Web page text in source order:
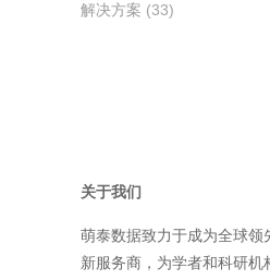
解决方案 (33)
关于我们
萌泰数据致力于成为全球领
新服务商，为学者和科研机